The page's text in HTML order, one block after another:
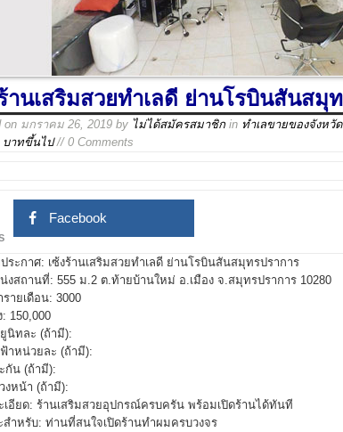
านเสริมสวยทำเลดี ย่านโรบินสันสมุ
on มกราคม 26, 2019 by ไม่ได้สมัครสมาชิก in ทำเลขายของจังหวั
บาทขึ้นไป// 0 Comments
Facebook
ระกาศ: เซ้งร้านเสริมสวยทำเลดี ย่านโรบินสันสมุทรปราการ
งสถานที่: 555 ม.2 ต.ท้ายบ้านใหม่ อ.เมือง จ.สมุทรปราการ 10280
รายเดือน: 3000
: 150,000
นิทละ (ถ้ามี):
าหน่วยละ (ถ้ามี):
กัน (ถ้ามี):
งหน้า (ถ้ามี):
เอียด: ร้านเสริมสวยอุปกรณ์ครบครัน พร้อมเปิดร้านได้ทันที
สำหรับ: ท่านที่สนใจเปิดร้านทำผมครบวงจร